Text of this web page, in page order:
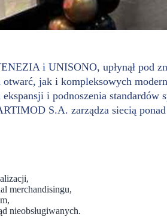
i UNISONO, upłynął pod
jak i kompleksowych
i podnoszenia standardów
S.A. zarządza siecią
merchandisingu,
nieobsługiwanych.